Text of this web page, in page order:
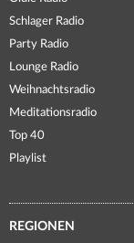
Schlager Radio
Party Radio
Lounge Radio
Weihnachtsradio
Meditationsradio
Top 40
Playlist
REGIONEN